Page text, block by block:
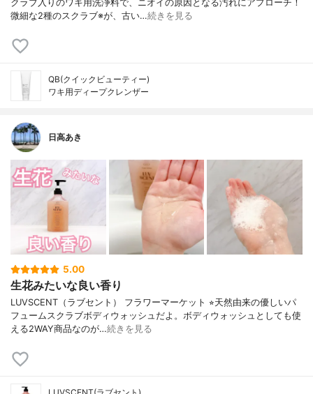
クラブ入りのワキ用洗浄料で、ニオイの原因となる汚れにアプローチ！
微細な2種のスクラブ※が、古い…続きを見る
QB(クイックビューティー)
ワキ用ディープクレンザー
日高あき
5.00
生花みたいな良い香り
LUVSCENT（ラブセント） フラワーマーケット ⭐︎天然由来の優しいパ
フュームスクラブボディウォッシュだよ。ボディウォッシュとしても使
える2WAY商品なのが…続きを見る